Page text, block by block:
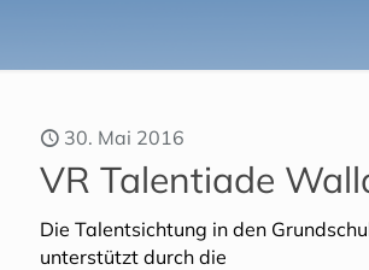
30. Mai 2016
VR Talentiade
Die Talentsichtung in den
unterstützt durch die